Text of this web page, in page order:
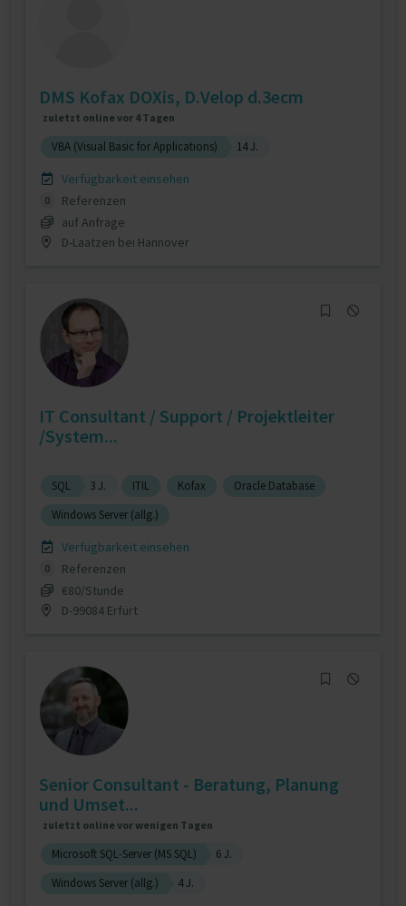
DMS Kofax DOXis, D.Velop d.3ecm
zuletzt online vor 4 Tagen
VBA (Visual Basic for Applications) 14 J.
Verfügbarkeit einsehen
0
Referenzen
auf Anfrage
D-Laatzen bei Hannover
IT Consultant / Support / Projektleiter
/System...
SQL 3 J. ITIL Kofax
Oracle Database
Windows Server (allg.)
Verfügbarkeit einsehen
0
Referenzen
€80/Stunde
D-99084 Erfurt
Senior Consultant - Beratung, Planung
und Umset...
zuletzt online vor wenigen Tagen
Microsoft SQL-Server (MS SQL)
6 J.
Windows Server (allg.)
4 J.